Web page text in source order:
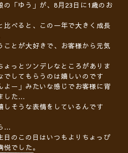
の「ゆう」が、8月23日に1歳のお
比べると、この一年で大きく成長
ことが大好きで、お客様から元気
っとツンデレなところがありま
してもらうのは嬉しいのです
よー」みたいな感じでお客様に背
した…
しそうな表情をしているんです
…
日のこの日はいつもよりちょっぴ
でした。